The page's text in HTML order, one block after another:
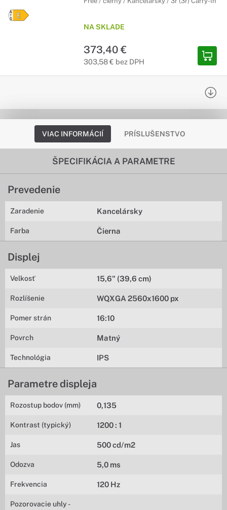
NA SKLADE
373,40 €
303,58 € bez DPH
VIAC INFORMÁCIÍ PRÍSLUŠENSTVO
ŠPECIFIKÁCIA A PARAMETRE
Prevedenie
Zaradenie Kancelársky
Farba Čierna
Displej
Velkosť 15,6" (39,6 cm)
Rozlíšenie WQXGA 2560x1600 px
Pomer strán 16:10
Povrch Matný
Technológia IPS
Parametre displeja
Rozostup bodov (mm) 0,135
Kontrast (typický) 1200 : 1
Jas 500 cd/m2
Odozva 5,0 ms
Frekvencia 120 Hz
Pozorovacie uhly -